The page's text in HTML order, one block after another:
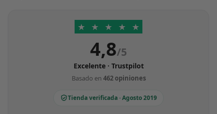
★ ★ ★ ★ ★
4,8/5
Excelente · Trustpilot
Basado en 462 opiniones
Tienda verificada · Agosto 2019